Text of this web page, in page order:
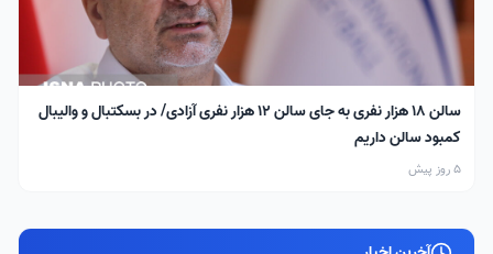
سالن ۱۸ هزار نفری به جای سالن ۱۲ هزار نفری آزادی/ در بسکتبال و والیبال
کمبود سالن داریم
5 روز پیش